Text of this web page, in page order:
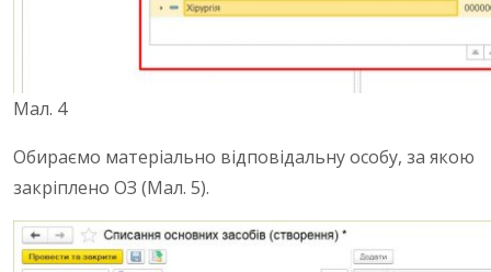
Мал. 4
Обираємо матеріально відповідальну особу, за якою
закріплено ОЗ (Мал. 5).